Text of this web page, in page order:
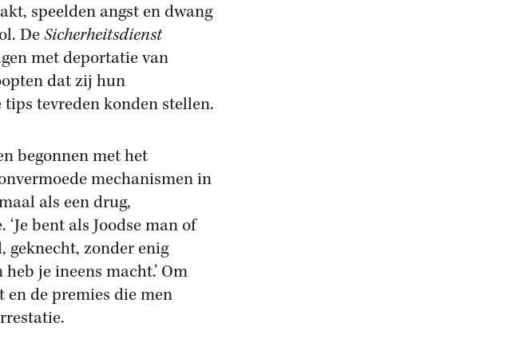
speelden angst en dwang
DeSicherheitsdienst
met deportatie van
dat zij hun
tevreden konden stellen.
begonnen met het
mechanismen in
als een drug,
bent als Joodse man of
geknecht, zonder enig
je ineens macht.’ Om
de premies die men